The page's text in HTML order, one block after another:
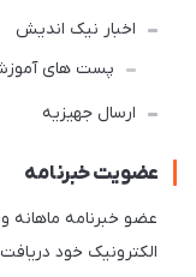
اخبار نیک اندیش
پست های
ارسال جهیزیه
عضویت خبرنامه
عضو خبرنامه
الکترونیک خود